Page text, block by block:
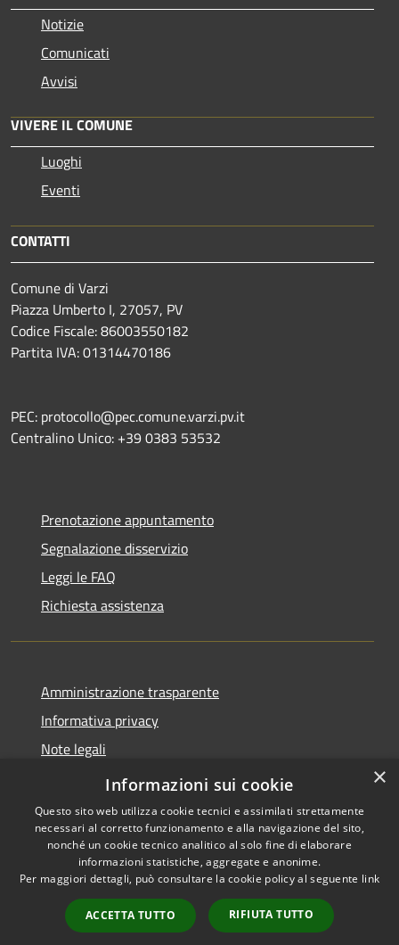
Notizie
Comunicati
Avvisi
VIVERE IL COMUNE
Luoghi
Eventi
CONTATTI
Comune di Varzi
Piazza Umberto I, 27057, PV
Codice Fiscale: 86003550182
Partita IVA: 01314470186
PEC: protocollo@pec.comune.varzi.pv.it
Centralino Unico: +39 0383 53532
Prenotazione appuntamento
Segnalazione disservizio
Leggi le FAQ
Richiesta assistenza
Amministrazione trasparente
Informativa privacy
Note legali
Dichiarazione di accessibilità
Accessibilità
Copyright © 2026 • Comune di
Varzi • Powered by
Municipium•
Accesso
redazione
×
Informazioni sui cookie
Questo sito web utilizza cookie tecnici e assimilati strettamente
necessari al corretto funzionamento e alla navigazione del sito,
nonché un cookie tecnico analitico al solo fine di elaborare
informazioni statistiche, aggregate e anonime.
Per maggiori dettagli, può consultare la cookie policy al seguente link
ACCETTA TUTTO RIFIUTA TUTTO